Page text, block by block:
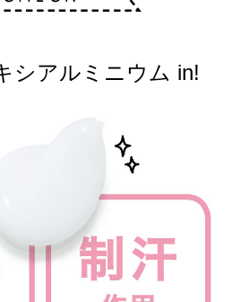
シアルミニウム in!